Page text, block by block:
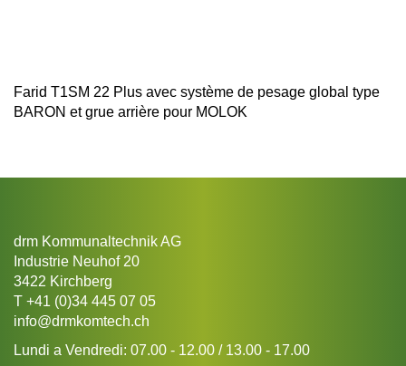
Farid T1SM 22 Plus avec système de pesage global type
BARON et grue arrière pour MOLOK
drm Kommunaltechnik AG
Industrie Neuhof 20
3422 Kirchberg
T +41 (0)34 445 07 05
info@drmkomtech.ch
Lundi a Vendredi: 07.00 - 12.00 / 13.00 - 17.00